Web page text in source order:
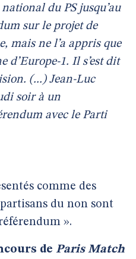
du PS jusqu’au
sur le projet de
mais ne l’a appris que
d’Europe-1. Il s’est dit
(...) Jean-Luc
soir à un
avec le Parti
comme des
du non sont
».
de Paris Match